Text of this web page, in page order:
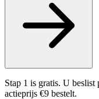
Stap 1 is gratis. U beslist
actieprijs €9 bestelt.